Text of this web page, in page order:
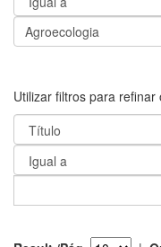
Utilizar filtros para